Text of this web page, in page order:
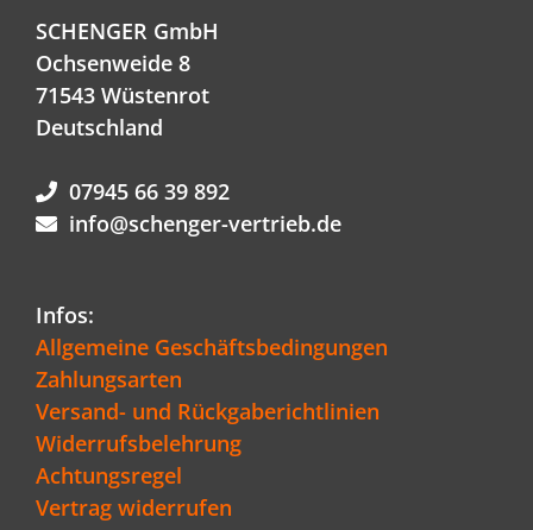
SCHENGER GmbH
Ochsenweide 8
71543 Wüstenrot
Deutschland
07945 66 39 892
info@schenger-vertrieb.de
Infos:
Allgemeine Geschäftsbedingungen
Zahlungsarten
Versand- und Rückgaberichtlinien
Widerrufsbelehrung
Achtungsregel
Vertrag widerrufen